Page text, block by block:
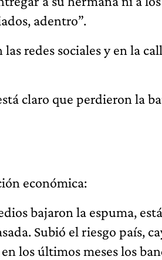
adentro”.
redes sociales y en la
claro que perdieron la
económica:
bajaron la espuma,
Subió el riesgo país,
los últimos meses los